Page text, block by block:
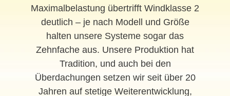
Maximalbelastung übertrifft Windklasse 2
deutlich – je nach Modell und Größe
halten unsere Systeme sogar das
Zehnfache aus. Unsere Produktion hat
Tradition, und auch bei den
Überdachungen setzen wir seit über 20
Jahren auf stetige Weiterentwicklung,